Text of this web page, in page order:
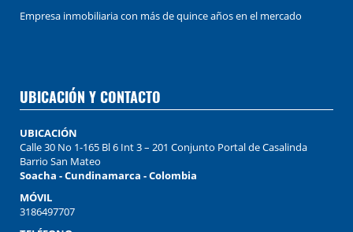
Empresa inmobiliaria con más de quince años en el mercado
UBICACIÓN Y CONTACTO
UBICACIÓN
Calle 30 No 1-165 Bl 6 Int 3 – 201 Conjunto Portal de Casalinda
Barrio San Mateo
Soacha - Cundinamarca - Colombia
MÓVIL
3186497707